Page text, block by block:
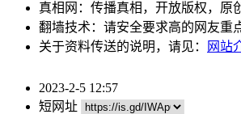
真相网：传播真相，开放版权，原
翻墙技术：请安全要求高的网友重
关于资料传送的说明，请见：
网站
2023-2-5 12:57
短网址